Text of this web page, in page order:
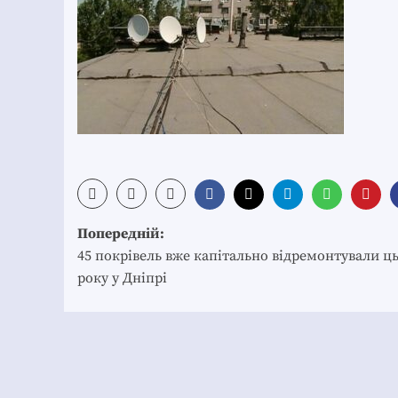
Post
navigation
Попередній:
45 покрівель вже капітально відремонтували
року у Дніпрі